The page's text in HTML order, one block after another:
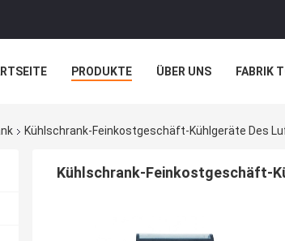
PRODUKTE ÜBER UNS FABRIK
Kühlschrank-Feinkostgeschäft-Kühlgeräte Des
Kühlschrank-Feinkostgeschäft-